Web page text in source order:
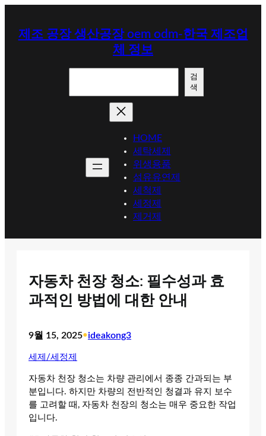
제조 공장 생산공장 oem odm-한국 제조업
체 정보
검
색
HOME
세탁세제
위생용품
섬유유연제
세척제
세정제
제거제
자동차 천장 청소: 필수성과 효
과적인 방법에 대한 안내
9월 15, 2025•ideakong3
세제/세정제
자동차 천장 청소는 차량 관리에서 종종 간과되는 부
분입니다. 하지만 차량의 전반적인 청결과 유지 보수
를 고려할 때, 자동차 천장의 청소는 매우 중요한 작업
입니다.